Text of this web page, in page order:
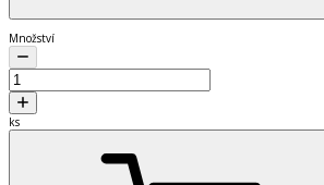
Množství
ks